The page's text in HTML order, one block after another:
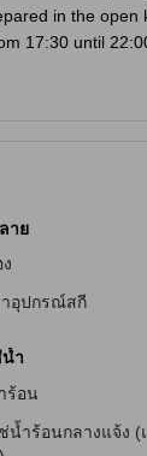
in the
17:30 until
าย
าอุปกรณ์สกี
ำ
ร้อน
น้ำร้อนกลางแจ้ง (